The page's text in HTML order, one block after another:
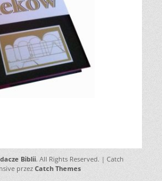
Biblii. All Rights Reserved. | Catch
przez Catch Themes